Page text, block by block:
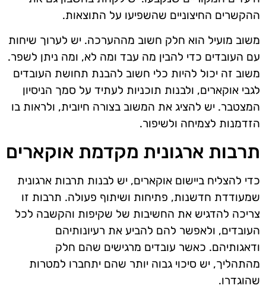
ההקשרים החיצוניים שהשפיעו על התוצאות.
משוב מועיל הוא חלק חשוב מההערכה. יש לערוך שיחות
עם העובדים כדי להבין מה עבד ומה לא, ומה ניתן לשפר.
משוב זה יכול להיות כלי חשוב להבנת תחושת העובדים
לגבי אוקארים, ולבנות תוכניות לעתיד על סמך הניסיון
המצטבר. יש להציג את המשוב בצורה חיובית, ולראות בו
הזדמנות לצמיחה ולשיפור.
תרבות ארגונית מקדמת אוקארים
כדי להצליח ביישום אוקארים, יש לבנות תרבות ארגונית
שמעודדת חדשנות, פתיחות ושיתוף פעולה. תרבות זו
צריכה להדגיש את החשיבות של שקיפות והקשבה לכל
העובדים, ולאפשר להם להביע את רעיונותיהם
ודאגותיהם. כאשר עובדים מרגישים שהם חלק
מהתהליך, יש סיכוי גבוה יותר שהם יתחברו למטרות
שהוגדרו.